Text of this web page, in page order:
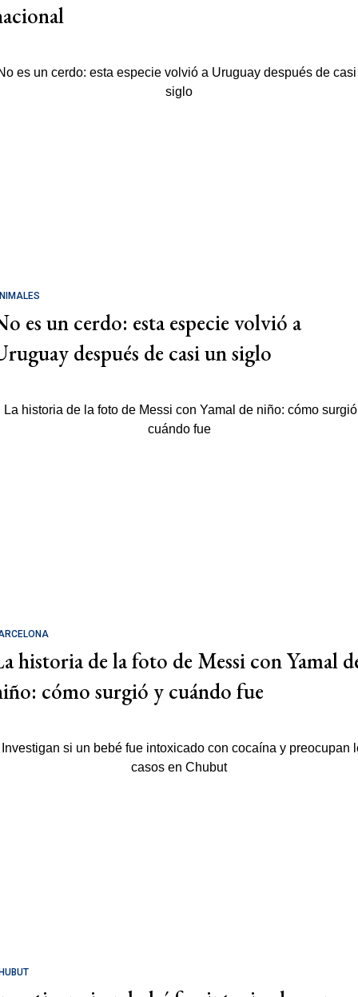
es un cerdo: esta especie volvió a
después de casi un siglo
historia de la foto de Messi con Yamal
cómo surgió y cuándo fue